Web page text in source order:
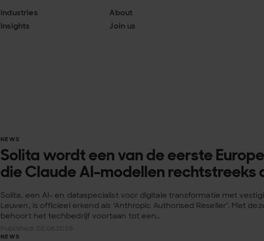
Industries
Insights
About
Join us
NEWS
Solita wordt een van de eerste
die Claude AI-modellen rechtstreeks
Solita, een AI- en dataspecialist voor digitale transformatie met
Leuven, is officieel erkend als ‘Anthropic Authorised Reseller’. Met
behoort het techbedrijf voortaan tot een...
Published: 02.06.2026
NEWS